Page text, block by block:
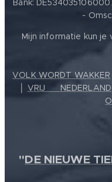
Bank:
-
Mijn informatie kun je
VOLK WORDT WAKKER
VRIJ ❤️ NEDERLAND
"DE NIEUWE